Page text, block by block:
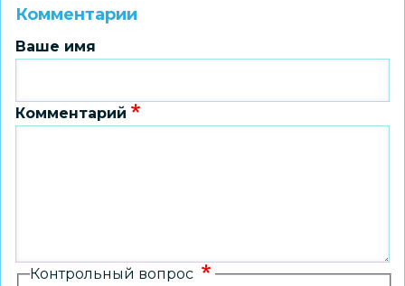
Комментарии
Ваше имя
Комментарий
Контрольный вопрос